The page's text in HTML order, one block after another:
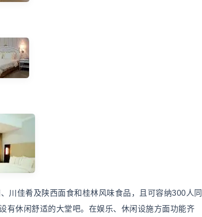
佳肴及陕西面食和桂林风味食品，且可容纳300人同
有休闲舒适的大堂吧。在娱乐、休闲设施方面功能齐